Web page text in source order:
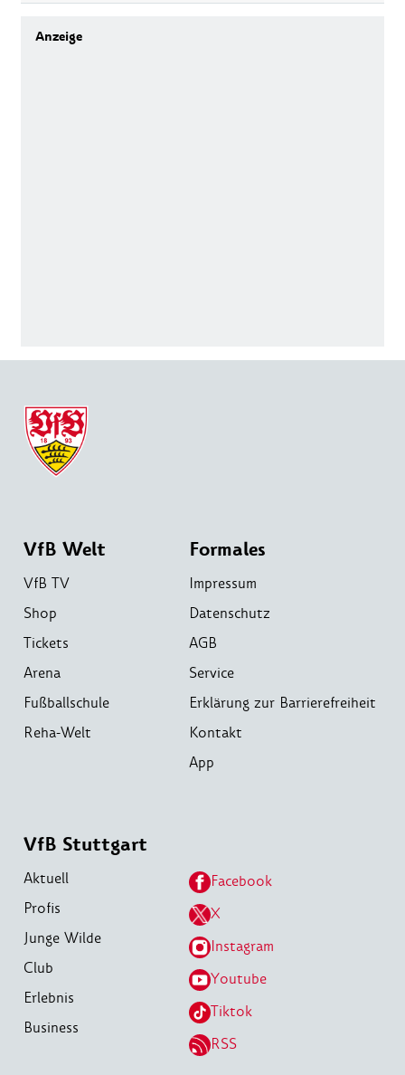
VfB Welt
VfB TV
Shop
Tickets
Arena
Fußballschule
Reha-Welt
Formales
Impressum
Datenschutz
AGB
Service
Erklärung zur Barrierefreiheit
Kontakt
App
VfB Stuttgart
Aktuell
Profis
Junge Wilde
Club
Erlebnis
Business
Facebook
X
Instagram
Youtube
Tiktok
RSS